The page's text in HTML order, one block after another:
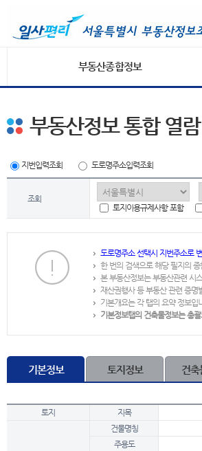
부동산종합정보
부동산정보 통합 열람
지번입력조회 도로명주소입력조회
조회
토지이용규제사항 포함
도로명주소 선택시 지번주소로
한 번의 검색으로 해당 필지의
본 부동산정보는 부동산관련 시
재산권행사 등 부동산 관련 증명
기본개요는 각 탭의 요약 정보입
기본정보탭의 건축물정보는 총
기본정보 토지정보 건축
토지 지목
건물명칭
주용도